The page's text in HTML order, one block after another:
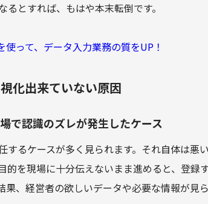
とすれば、もはや本末転倒です。
って、データ入力業務の質をUP！
化出来ていない原因
で認識のズレが発生したケース
するケースが多く見られます。それ自体は悪
的を現場に十分伝えないまま進めると、登録
果、経営者の欲しいデータや必要な情報が見